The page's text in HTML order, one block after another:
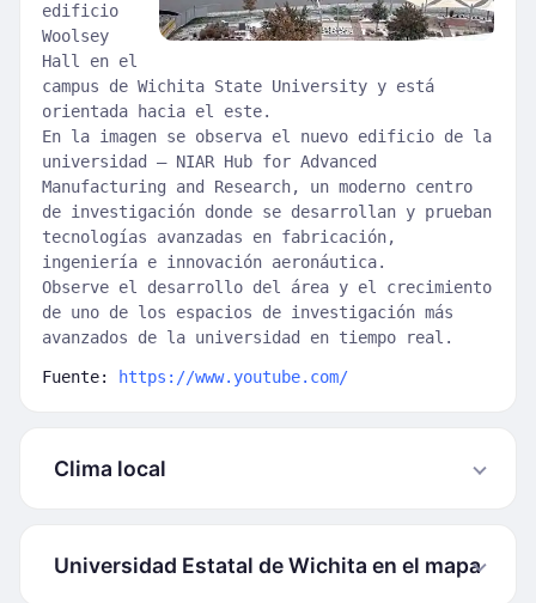
edificio
Woolsey
Hall en el
campus de Wichita State University y está
orientada hacia el este.
En la imagen se observa el nuevo edificio de la
universidad — NIAR Hub for Advanced
Manufacturing and Research, un moderno centro
de investigación donde se desarrollan y prueban
tecnologías avanzadas en fabricación,
ingeniería e innovación aeronáutica.
Observe el desarrollo del área y el crecimiento
de uno de los espacios de investigación más
avanzados de la universidad en tiempo real.
Fuente: https://www.youtube.com/
Clima local
Universidad Estatal de Wichita en el mapa